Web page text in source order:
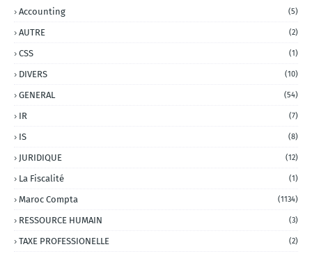
Accounting (5)
AUTRE (2)
CSS (1)
DIVERS (10)
GENERAL (54)
IR (7)
IS (8)
JURIDIQUE (12)
La Fiscalité (1)
Maroc Compta (1134)
RESSOURCE HUMAIN (3)
TAXE PROFESSIONELLE (2)